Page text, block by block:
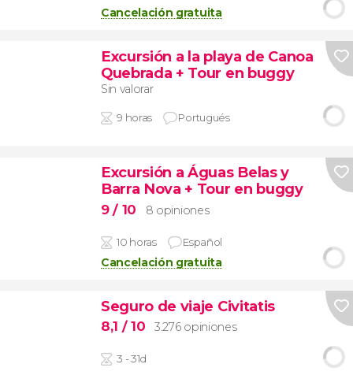
Cancelación gratuita
Excursión a la playa de Canoa
Quebrada + Tour en buggy
Sin valorar
9 horas Portugués
Excursión a Águas Belas y
Barra Nova + Tour en buggy
9/ 10 8 opiniones
10 horas Español
Cancelación gratuita
Seguro de viaje Civitatis
8,1 / 10 3.276 opiniones
3 - 31d